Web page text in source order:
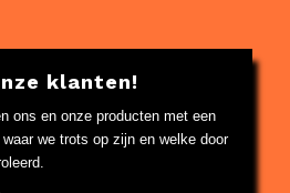
klanten!
ons en onze producten met een
we trots op zijn en welke door